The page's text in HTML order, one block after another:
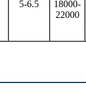
5-6.5
18000-
22000